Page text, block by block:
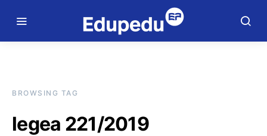
BROWSING TAG
legea 221/2019